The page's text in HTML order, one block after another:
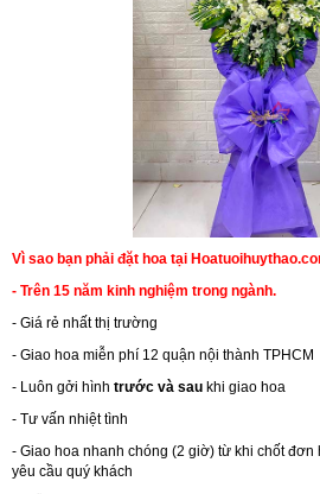
Vì sao bạn phải đặt hoa tại
- Trên 15 năm kinh nghiệm trong ngành.
- Giá rẻ nhất thị trường
- Giao hoa miễn phí 12 quận nội thành TPHCM
- Luôn gởi hình trước và sau khi giao hoa
- Tư vấn nhiệt tình
- Giao hoa nhanh chóng (2 giờ) từ khi chốt
yêu cầu quý khách